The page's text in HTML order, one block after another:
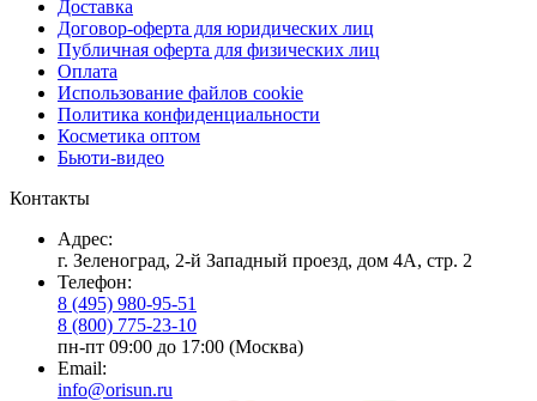
Доставка
Договор-оферта для юридических лиц
Публичная оферта для физических лиц
Оплата
Использование файлов cookie
Политика конфиденциальности
Косметика оптом
Бьюти-видео
Контакты
Адрес:
г. Зеленоград, 2-й Западный проезд, дом 4А, стр. 2
Телефон:
8 (495) 980-95-51
8 (800) 775-23-10
пн-пт 09:00 до 17:00 (Москва)
Email:
info@orisun.ru